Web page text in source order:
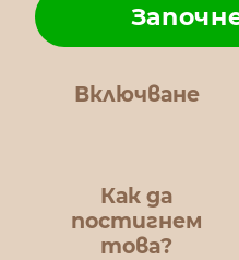
Включване
Как да
постигнем
това?